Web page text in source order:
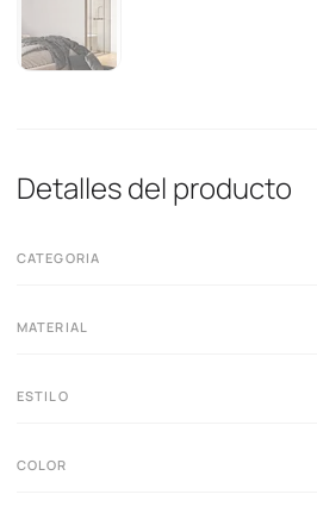
Detalles del producto
CATEGORIA
MATERIAL
ESTILO
COLOR